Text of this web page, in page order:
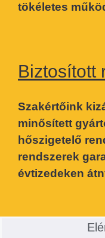
tökéletes
Biztosított
Szakértőink
minősített
hőszigetelő
rendszerek
évtizedeken